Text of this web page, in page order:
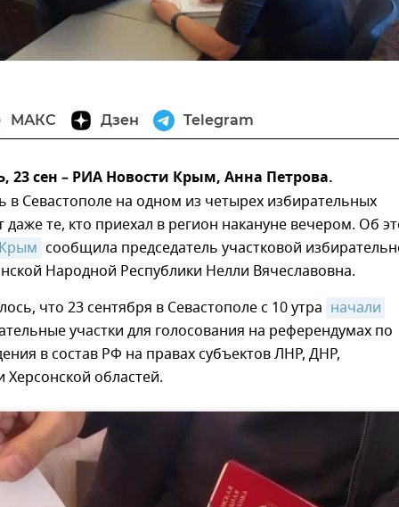
МАКС Дзен Telegram
23 сен – РИА Новости Крым, Анна Петрова.
в Севастополе на одном из четырех избирательных
даже те, кто приехал в регион накануне вечером. Об
сообщила председатель участковой
Народной Республики Нелли Вячеславовна.
что 23 сентября в Севастополе с 10 утра начали
участки для голосования на референдумах по
в состав РФ на правах субъектов ЛНР, ДНР,
областей.